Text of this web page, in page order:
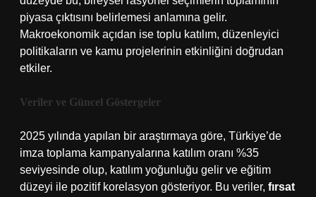
piyasa çıktısını belirlemesi anlamına gelir.
Makroekonomik açıdan ise toplu katılım, düzenleyici
politikaların ve kamu projelerinin etkinliğini doğrudan
etkiler.
Veriler ve Güncel Göstergeler
2025 yılında yapılan bir araştırmaya göre, Türkiye’de
imza toplama kampanyalarına katılım oranı %35
seviyesinde olup, katılım yoğunluğu gelir ve eğitim
düzeyi ile pozitif korelasyon gösteriyor. Bu veriler, fırsat